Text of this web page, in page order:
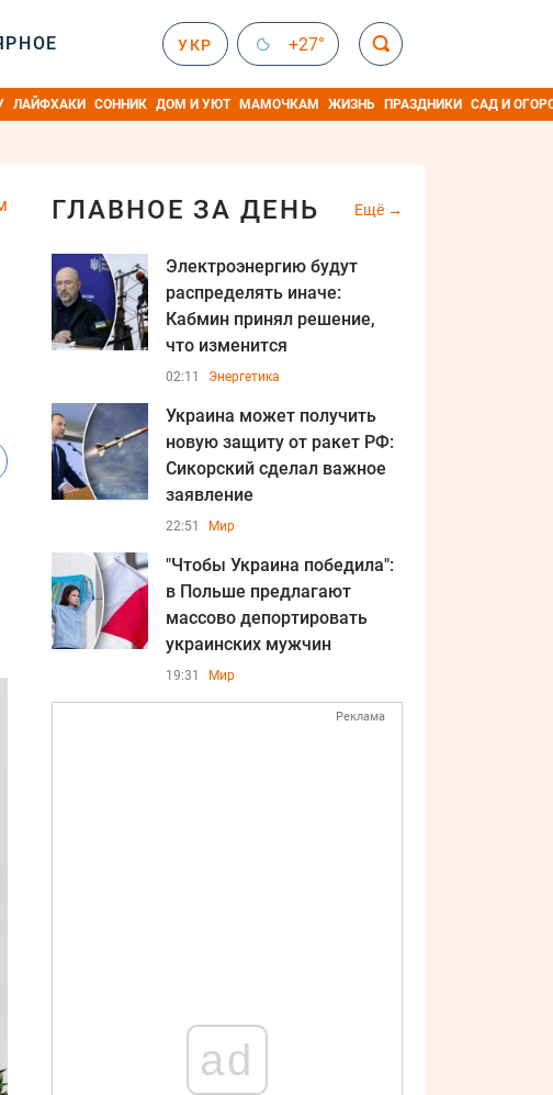
УКР +27°
ЛАЙФХАКИ СОННИК ДОМ И УЮТ МАМОЧКАМ ЖИЗНЬ ПРАЗДНИКИ САД И
ГЛАВНОЕ ЗА ДЕНЬ Ещё
Электроэнергию будут
распределять иначе:
Кабмин принял решение,
что изменится
02:11 Энергетика
Украина может получить
новую защиту от ракет РФ:
Сикорский сделал важное
заявление
22:51 Мир
"Чтобы Украина победила":
в Польше предлагают
массово депортировать
украинских мужчин
19:31 Мир
Реклама
ad